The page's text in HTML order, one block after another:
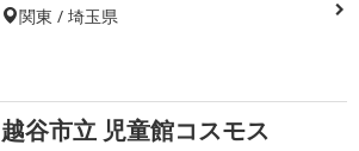
関東 / 埼玉県
越谷市立 児童館コスモス